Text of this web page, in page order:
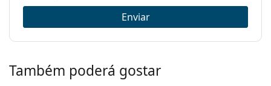
Enviar
Também poderá gostar